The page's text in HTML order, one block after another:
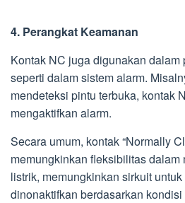
4. Perangkat Keamanan
Kontak NC juga digunakan dalam
seperti dalam sistem alarm.
mendeteksi pintu terbuka, kontak
mengaktifkan alarm.
Secara umum, kontak “Normally
memungkinkan fleksibilitas
listrik, memungkinkan sirkuit
dinonaktifkan berdasarkan kondisi